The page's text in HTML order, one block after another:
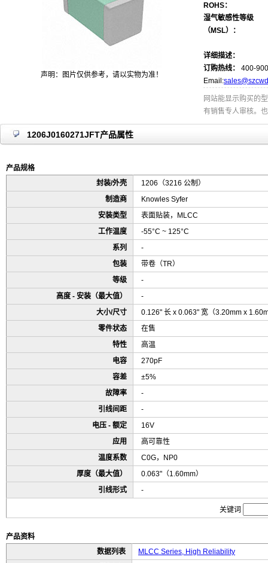
声明：图片仅供参考，请以实物为准！
ROHS：
湿气敏感性等级
（MSL）：
详细描述：
订购热线：
400-
Email:
网站能显示购买的
有销售专人审核。
1206J0160271JFT产品属性
产品规格
封装/外壳
1206（3216 公制）
制造商
Knowles Syfer
安装类型
表面贴装，MLCC
工作温度
-55°C ~ 125°C
系列
-
包装
带卷（TR）
等级
-
高度 - 安装（最大值）
-
大小/尺寸
0.126" 长 x 0.063" 宽（3.20mm x
零件状态
在售
特性
高温
电容
270pF
容差
±5%
故障率
-
引线间距
-
电压 - 额定
16V
应用
高可靠性
温度系数
C0G，NP0
厚度（最大值）
0.063"（1.60mm）
引线形式
-
关键词
产品资料
数据列表
MLCC Series, High Reliability